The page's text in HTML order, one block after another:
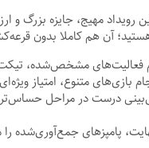
مهیج، جایزه بزرگ و
آن هم کاملا بدون
فعالیت‌های مشخص‌شده،
بازی‌های متنوع، امتیاز
درست در مراحل حساس‌تر
پامپزهای جمع‌آوری‌شده